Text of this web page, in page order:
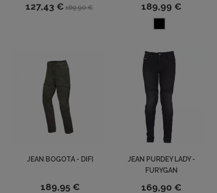
127,43 € 169,90 € 189,99 €
JEAN BOGOTA - DIFI
189,95 €
JEAN PURDEY LADY -
FURYGAN
169,90 €